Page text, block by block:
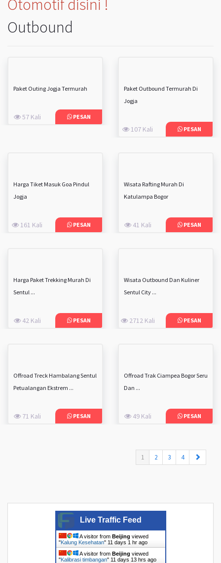
Otomotif disini !
Outbound
Paket Outing Jogja Termurah
57 Kali PESAN
Paket Outbound Termurah Di
Jogja
107 Kali PESAN
Harga Tiket Masuk Goa Pindul
Jogja
161 Kali PESAN
Wisata Rafting Murah Di
Katulampa Bogor
41 Kali PESAN
Harga Paket Trekking Murah Di
Sentul ...
42 Kali PESAN
Wisata Outbound Dan Kuliner
Sentul City ...
2712 Kali PESAN
Offroad Treck Hambalang Sentul
Petualangan Ekstrem ...
71 Kali PESAN
Offroad Trak Ciampea Bogor Seru
Dan ...
49 Kali PESAN
1 (current)
2 3 4
Live Traffic Feed
A visitor from Beijing viewed
"Kalung Kesehatan" 11 days 1 hr ago
A visitor from Beijing viewed
"Kalibrasi timbangan" 11 days 13 hrs ago